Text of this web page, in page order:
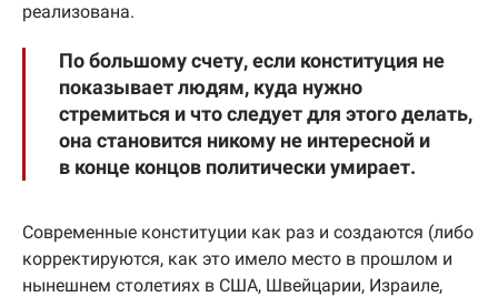
реализована.
По большому счету, если конституция не
показывает людям, куда нужно
стремиться и что следует для этого делать,
она становится никому не интересной и
в конце концов политически умирает.
Современные конституции как раз и создаются (либо
корректируются, как это имело место в прошлом и
нынешнем столетиях в США, Швейцарии, Израиле,